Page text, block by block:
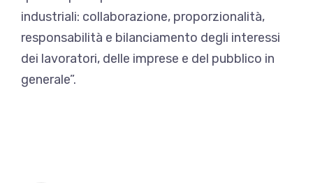
industriali: collaborazione, proporzionalità,
responsabilità e bilanciamento degli interessi
dei lavoratori, delle imprese e del pubblico in
generale”.